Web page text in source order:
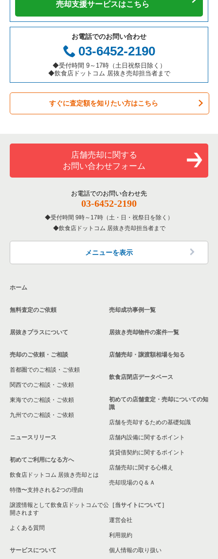
テイクアウトの居抜き売却物件の案件一覧
お弁当・惣菜・デリの居抜き売却物件の案件一覧
カラオケ・パブ・スナックの居抜き売却物件の案件一覧
バーの居抜き売却物件の案件一覧
居酒屋・ダイニングバーの居抜き売却物件の案件一覧
洋食の居抜き売却物件の案件一覧
その他の居抜き売却物件の案件一覧
岐阜県の飲食店の居抜き売却物件の案件一覧
三重県の飲食店の居抜き売却物件の案件一覧
港区の飲食店の居抜き売却物件の案件一覧
足立区の飲食店の居抜き売却物件の案件一覧
板橋区の飲食店の居抜き売却物件の案件一覧
台東区の飲食店の居抜き売却物件の案件一覧
練馬区の飲食店の居抜き売却物件の案件一覧
北区の飲食店の居抜き売却物件の案件一覧
江戸川区の飲食店の居抜き売却物件の案件一覧
墨田区の飲食店の居抜き売却物件の案件一覧
品川区の飲食店の居抜き売却物件の案件一覧
中野区の飲食店の居抜き売却物件の案件一覧
東京23区の鉄板焼き・お好み焼の居抜き売却物件の案件一覧
東京23区のアジア料理の居抜き売却物件の案件一覧
東京23区のカフェの居抜き売却物件の案件一覧
東京23区のテイクアウトの居抜き売却物件の案件一覧
東京23区のお弁当・惣菜・デリの居抜き売却物件の案件一覧
東京23区のバーの居抜き売却物件の案件一覧
東京23区の居酒屋・ダイニングバーの居抜き売却物件の案件一
東京23区の専門料理の居抜き売却物件の案件一覧
東京23区の和食の居抜き売却物件の案件一覧
東京23区の洋食の居抜き売却物件の案件一覧
千代田区の焼肉の居抜き売却物件の案件一覧
千代田区の鉄板焼き・お好み焼の居抜き売却物件の案件一覧
千代田区のアジア料理の居抜き売却物件の案件一覧
千代田区のカフェの居抜き売却物件の案件一覧
千代田区のテイクアウトの居抜き売却物件の案件一覧
千代田区のバーの居抜き売却物件の案件一覧
千代田区の居酒屋・ダイニングバーの居抜き売却物件の案件一
千代田区の和食の居抜き売却物件の案件一覧
千代田区の洋食の居抜き売却物件の案件一覧
売却支援サービスはこちら
お電話でのお問い合わせ
03-6452-2190
◆受付時間 9～17時（土日祝祭日除く）
◆飲食店ドットコム 居抜き売却担当者まで
すぐに査定額を知りたい方はこちら
店舗売却に関する
お問い合わせフォーム
お電話でのお問い合わせ先
03-6452-2190
受付時間 9時～17時（土・日・祝祭日を除く）
飲食店ドットコム 居抜き売却担当者まで
メニューを表示
ホーム
無料査定のご依頼
居抜きプラスについて
売却のご依頼・ご相談
首都圏でのご相談・ご依頼
関西でのご相談・ご依頼
東海でのご相談・ご依頼
九州でのご相談・ご依頼
ニュースリリース
初めてご利用になる方へ
飲食店ドットコム 居抜き売却とは
特徴〜支持される2つの理由
譲渡情報として飲食店ドットコムで公
開されます
よくある質問
サービスについて
売却成功事例一覧
居抜き売却物件の案件一覧
店舗売却・譲渡額相場を知る
飲食店閉店データベース
初めての店舗査定・売却についての知
識
店舗を売却するための基礎知識
店舗内設備に関するポイント
賃貸借契約に関するポイント
店舗売却に関する心構え
売却現場のＱ＆Ａ
［当サイトについて］
運営会社
利用規約
個人情報の取り扱い